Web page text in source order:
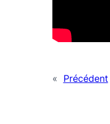
« Précédent